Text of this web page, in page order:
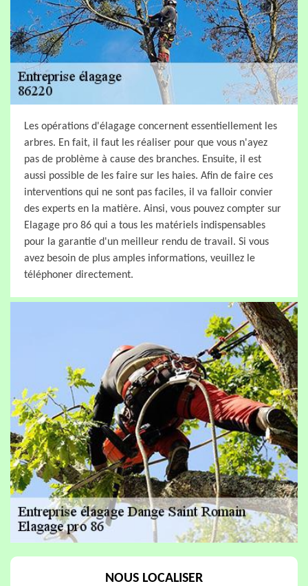
Les opérations d'élagage concernent essentiellement les
arbres. En fait, il faut les réaliser pour que vous n'ayez
pas de problème à cause des branches. Ensuite, il est
aussi possible de les faire sur les haies. Afin de faire ces
interventions qui ne sont pas faciles, il va falloir convier
des experts en la matière. Ainsi, vous pouvez compter sur
Elagage pro 86 qui a tous les matériels indispensables
pour la garantie d'un meilleur rendu de travail. Si vous
avez besoin de plus amples informations, veuillez le
téléphoner directement.
NOUS LOCALISER